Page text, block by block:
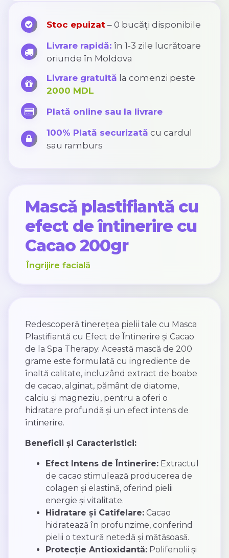
Stoc epuizat– 0 bucăți disponibile
Livrare rapidă: în 1-3 zile lucrătoare
oriunde în Moldova
Livrare gratuită la comenzi peste
2000 MDL
Plată online sau la livrare
100% Plată securizată cu cardul
sau ramburs
Mască plastifiantă cu
efect de întinerire cu
Cacao 200gr
Îngrijire facială
Redescoperă tinerețea pielii tale cu Masca
Plastifiantă cu Efect de Întinerire și Cacao
de la Spa Therapy. Această mască de 200
grame este formulată cu ingrediente de
înaltă calitate, incluzând extract de boabe
de cacao, alginat, pământ de diatome,
calciu și magneziu, pentru a oferi o
hidratare profundă și un efect intens de
întinerire.
Beneficii și Caracteristici:
Efect Intens de Întinerire:Extractul
de cacao stimulează producerea de
colagen și elastină, oferind pielii
energie și vitalitate.
Hidratare și Catifelare:Cacao
hidratează în profunzime, conferind
pielii o textură netedă și mătăsoasă.
Protecție Antioxidantă:Polifenolii și